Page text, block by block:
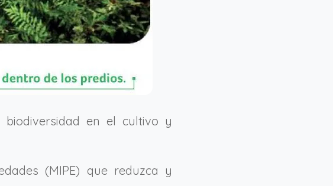
en el cultivo y
(MIPE) que reduzca y